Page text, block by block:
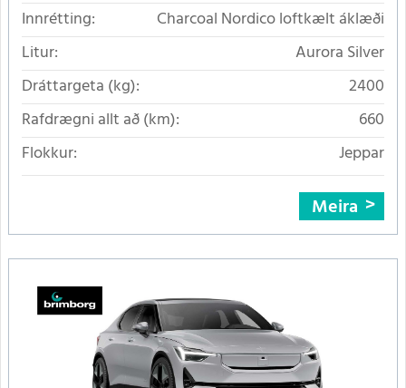
Innrétting:
Charcoal Nordico loftkælt áklæði
Litur:
Aurora Silver
Dráttargeta (kg):
2400
Rafdrægni allt að (km):
660
Flokkur:
Jeppar
Meira